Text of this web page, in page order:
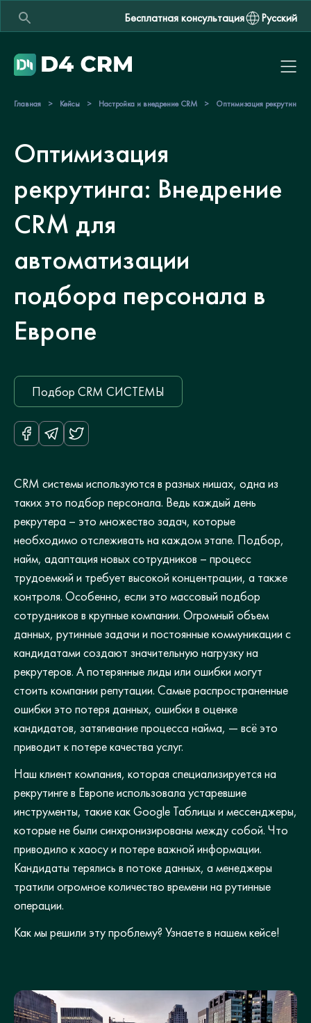
Бесплатная консультация Русский
Главная > Кейсы > Настройка и внедрение CRM > Оптимизация рекрутинга:
Оптимизация
рекрутинга: Внедрение
CRM для
автоматизации
подбора персонала в
Европе
Подбор CRM СИСТЕМЫ
CRM системы используются в разных нишах, одна из
таких это подбор персонала. Ведь каждый день
рекрутера – это множество задач, которые
необходимо отслеживать на каждом этапе. Подбор,
найм, адаптация новых сотрудников – процесс
трудоемкий и требует высокой концентрации, а также
контроля. Особенно, если это массовый подбор
сотрудников в крупные компании. Огромный объем
данных, рутинные задачи и постоянные коммуникации с
кандидатами создают значительную нагрузку на
рекрутеров. А потерянные лиды или ошибки могут
стоить компании репутации. Самые распространенные
ошибки это потеря данных, ошибки в оценке
кандидатов, затягивание процесса найма, — всё это
приводит к потере качества услуг.
Наш клиент компания, которая специализируется на
рекрутинге в Европе использовала устаревшие
инструменты, такие как Google Таблицы и мессенджеры,
которые не были синхронизированы между собой. Что
приводило к хаосу и потере важной информации.
Кандидаты терялись в потоке данных, а менеджеры
тратили огромное количество времени на рутинные
операции.
Как мы решили эту проблему? Узнаете в нашем кейсе!